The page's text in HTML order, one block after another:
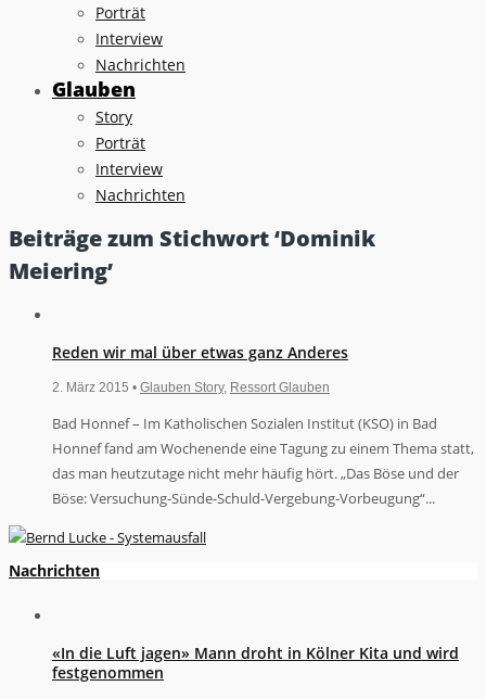
Porträt
Interview
Nachrichten
Glauben
Story
Porträt
Interview
Nachrichten
Beiträge zum Stichwort ‘Dominik
Meiering’
Reden wir mal über etwas ganz Anderes
2. März 2015 • Glauben Story, Ressort Glauben
Bad Honnef – Im Katholischen Sozialen Institut (KSO) in Bad
Honnef fand am Wochenende eine Tagung zu einem Thema statt,
das man heutzutage nicht mehr häufig hört. „Das Böse und der
Böse: Versuchung-Sünde-Schuld-Vergebung-Vorbeugung“...
Nachrichten
«In die Luft jagen» Mann droht in Kölner Kita und wird
festgenommen